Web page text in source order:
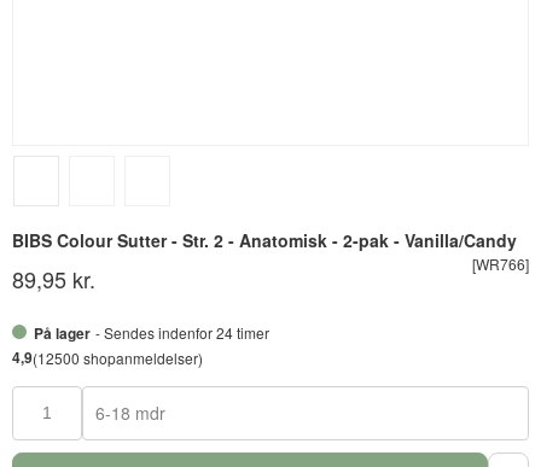
BIBS Colour Sutter - Str. 2 - Anatomisk - 2-pak - Vanilla/Candy
[WR766]
89,95 kr.
På lager - Sendes indenfor 24 timer
4,9(12500 shopanmeldelser)
6-18 mdr